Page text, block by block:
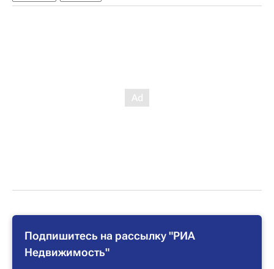
Подпишитесь на рассылку "РИА
Недвижимость"